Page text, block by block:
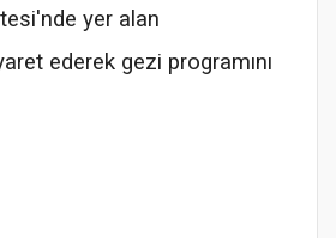
yer alan
ederek gezi programını